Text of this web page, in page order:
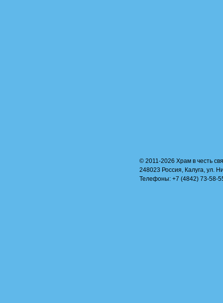
© 2011-2026 Храм в честь
248023 Россия, Калуга, ул.
Телефоны: +7 (4842) 73-58-